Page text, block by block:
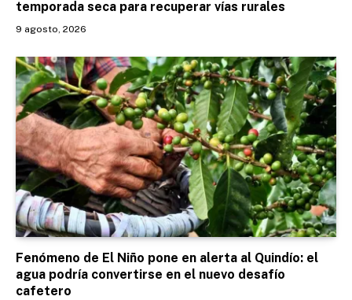
temporada seca para recuperar vías rurales
9 agosto, 2026
Fenómeno de El Niño pone en alerta al Quindío: el
agua podría convertirse en el nuevo desafío
cafetero